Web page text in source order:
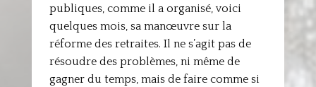
publiques, comme il a organisé, voici
quelques mois, sa manœuvre sur la
réforme des retraites. Il ne s’agit pas de
résoudre des problèmes, ni même de
gagner du temps, mais de faire comme si